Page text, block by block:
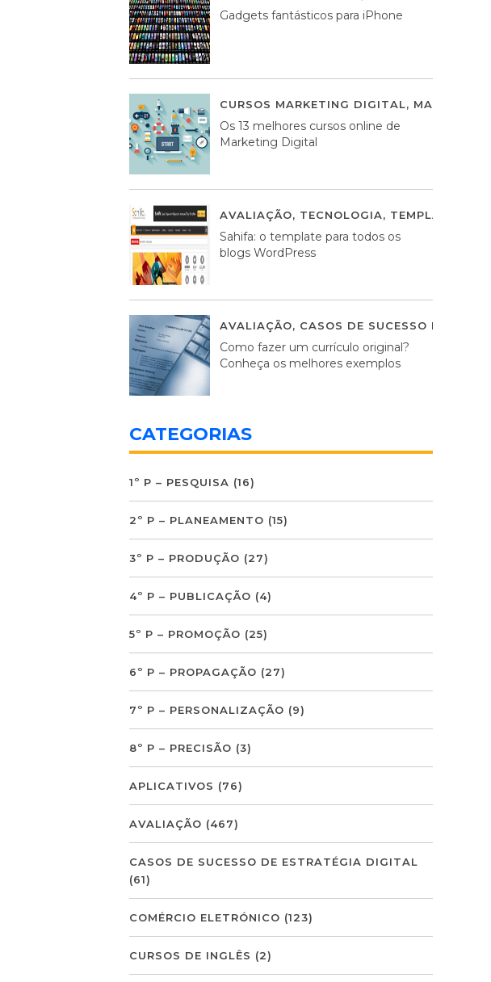
Gadgets fantásticos para iPhone
CURSOS MARKETING DIGITAL,
Os 13 melhores cursos online de
Marketing Digital
AVALIAÇÃO, TECNOLOGIA, TEMPLATES
Sahifa: o template para todos os
blogs WordPress
AVALIAÇÃO, CASOS DE SUCESSO DE
Como fazer um currículo original?
Conheça os melhores exemplos
CATEGORIAS
1º P – PESQUISA (16)
2º P – PLANEAMENTO (15)
3º P – PRODUÇÃO (27)
4º P – PUBLICAÇÃO (4)
5º P – PROMOÇÃO (25)
6º P – PROPAGAÇÃO (27)
7º P – PERSONALIZAÇÃO (9)
8º P – PRECISÃO (3)
APLICATIVOS (76)
AVALIAÇÃO (467)
CASOS DE SUCESSO DE ESTRATÉGIA DIGITAL
(61)
COMÉRCIO ELETRÓNICO (123)
CURSOS DE INGLÊS (2)